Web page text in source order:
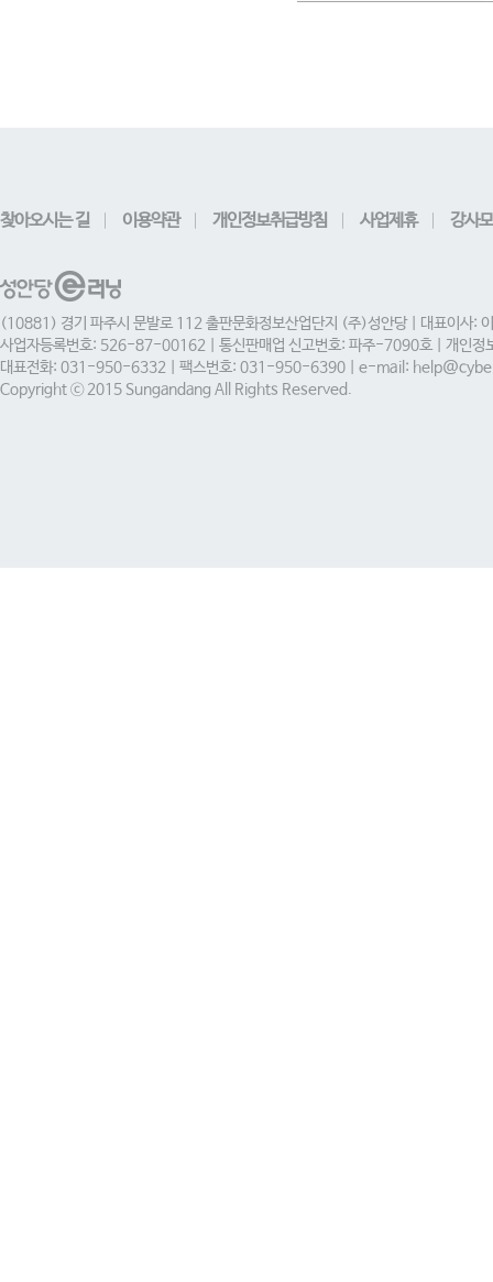
찾아오시는 길 이용약관 개인정보취급방침 사업제휴 강사
(10881) 경기 파주시 문발로 112 출판문화정보산업단지 (주)성안당 | 대표이사:
사업자등록번호: 526-87-00162 | 통신판매업 신고번호: 파주-7090호 | 개인정
대표전화: 031-950-6332 | 팩스번호: 031-950-6390 | e-mail:
Copyright ⓒ 2015 Sungandang All Rights Reserved.